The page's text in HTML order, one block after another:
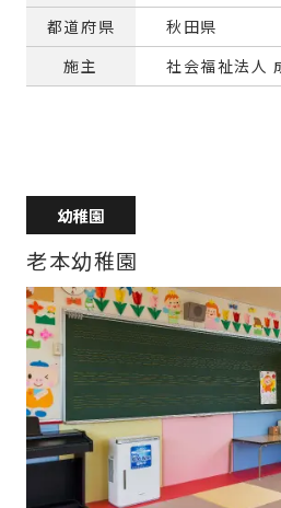
都道府県
秋田県
施主
社会福祉法人
幼稚園
老本幼稚園